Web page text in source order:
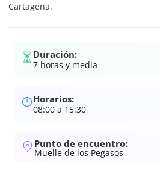
Cartagena.
Duración:
7 horas y media
Horarios:
08:00 a 15:30
Punto de encuentro:
Muelle de los Pegasos